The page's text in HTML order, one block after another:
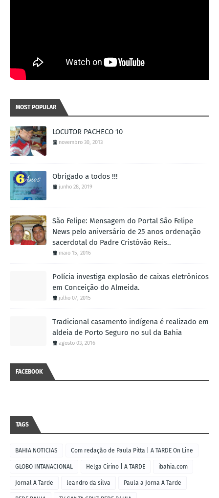
MOST POPULAR
LOCUTOR PACHECO 10
novembro 30, 2013
Obrigado a todos !!!
junho 28, 2019
São Felipe: Mensagem do Portal São Felipe
News pelo aniversário de 25 anos ordenação
sacerdotal do Padre Cristóvão Reis..
maio 15, 2016
Polícia investiga explosão de caixas eletrônicos
em Conceição do Almeida.
julho 07, 2015
Tradicional casamento indígena é realizado em
aldeia de Porto Seguro no sul da Bahia
agosto 03, 2016
FACEBOOK
TAGS
BAHIA NOTICIAS Com redação de Paula Pitta | A TARDE On Line
GLOBO INTANACIONAL Helga Cirino | A TARDE ibahia.com
Jornal A Tarde leandro da silva Paula a Jorna A Tarde